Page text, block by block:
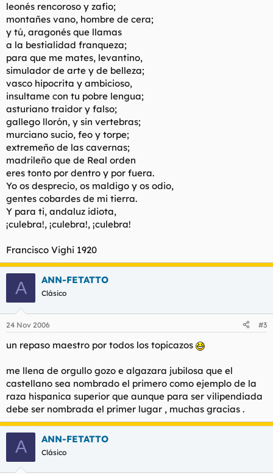
leonés rencoroso y zafio;
montañes vano, hombre de cera;
y tú, aragonés que llamas
a la bestialidad franqueza;
para que me mates, levantino,
simulador de arte y de belleza;
vasco hipocrita y ambicioso,
insultame con tu pobre lengua;
asturiano traidor y falso;
gallego llorón, y sin vertebras;
murciano sucio, feo y torpe;
extremeño de las cavernas;
madrileño que de Real orden
eres tonto por dentro y por fuera.
Yo os desprecio, os maldigo y os odio,
gentes cobardes de mi tierra.
Y para ti, andaluz idiota,
¡culebra!, ¡culebra!, ¡culebra!
Francisco Vighi 1920
A ANN-FETATTO
Clásico
24 Nov 2006 #3
un repaso maestro por todos los topicazos
me llena de orgullo gozo e algazara jubilosa que el
castellano sea nombrado el primero como ejemplo de la
raza hispanica superior que aunque para ser vilipendiada
debe ser nombrada el primer lugar , muchas gracias .
A ANN-FETATTO
Clásico